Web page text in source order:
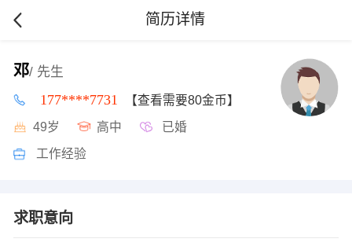
简历详情
邓/ 先生
177****7731 【查看需要80金币】
49岁 高中 已婚
工作经验
求职意向